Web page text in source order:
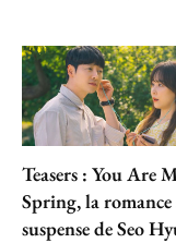
Teasers : You Are
Spring, la romance
suspense de Seo